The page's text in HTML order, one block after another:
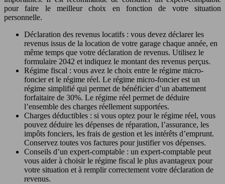
pour faire le meilleur choix en fonction de votre situation
personnelle.
Déclaration des revenus locatifs : vous devez déclarer les
revenus issus de la location de votre garage chaque année, en
même temps que votre déclaration de revenus. Utilisez le
formulaire 2042 et indiquez le montant des revenus perçus.
Régime fiscal : vous avez le choix entre le régime micro-
foncier et le régime réel. Le régime micro-foncier est un
régime simplifié qui permet de bénéficier d’un abattement
forfaitaire de 30%. Le régime réel permet de déduire
l’ensemble des charges réellement supportées.
Charges déductibles : si vous optez pour le régime réel, vous
pouvez déduire les dépenses de réparation, l’assurance, les
impôts fonciers, les frais de gestion et les intérêts d’emprunt.
Conservez toutes vos factures pour justifier vos dépenses.
Conseils d’un expert-comptable : un expert-comptable peut
vous aider à choisir le régime fiscal le plus avantageux pour
votre situation et à remplir correctement votre déclaration de
revenus.